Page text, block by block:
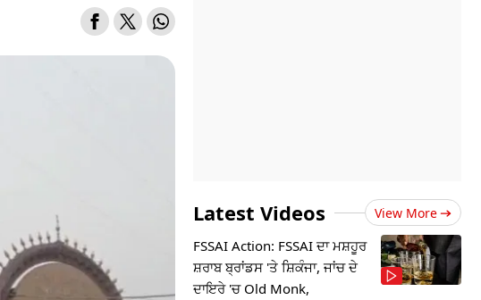
Latest Videos View More
FSSAI Action: FSSAI ਦਾ ਮਸ਼ਹੂਰ
ਸ਼ਰਾਬ ਬ੍ਰਾਂਡਸ 'ਤੇ ਸ਼ਿਕੰਜਾ, ਜਾਂਚ ਦੇ
ਦਾਇਰੇ 'ਚ Old Monk,